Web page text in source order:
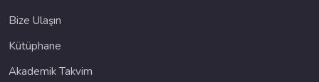
Bize Ulaşın
Kütüphane
Akademik Takvim